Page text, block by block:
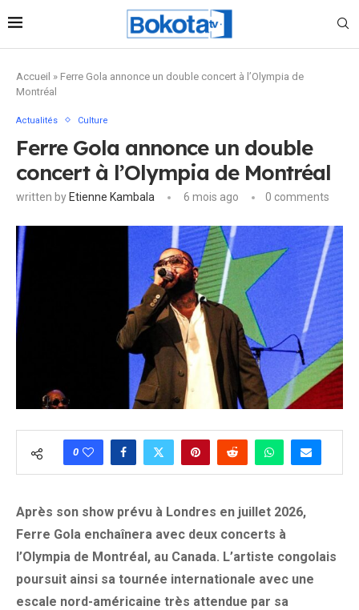
Accueil » Ferre Gola annonce un double concert à l’Olympia de
Montréal
Actualités Culture
Ferre Gola annonce un double
concert à l’Olympia de Montréal
written by Etienne Kambala 6 mois ago 0 comments
0
Après son show prévu à Londres en juillet 2026,
Ferre Gola enchaînera avec deux concerts à
l’Olympia de Montréal, au Canada. L’artiste congolais
poursuit ainsi sa tournée internationale avec une
escale nord-américaine très attendue par sa